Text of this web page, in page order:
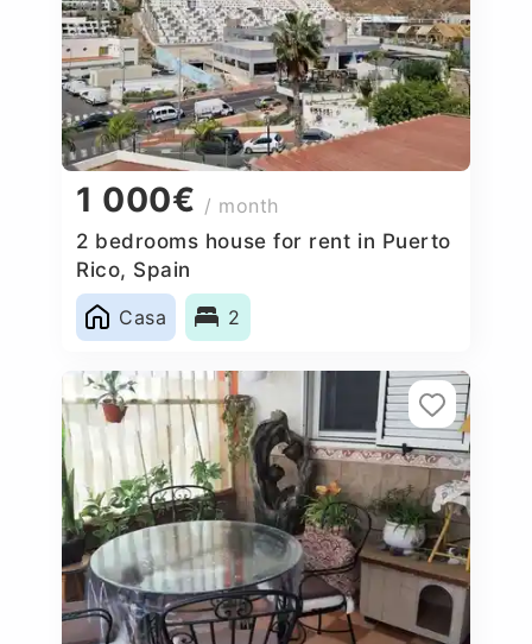
1 000€ / month
2 bedrooms house for rent in Puerto
Rico, Spain
Casa
2